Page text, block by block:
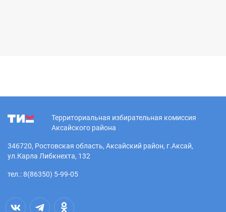
Территориальная избирательная комиссия
Аксайского района
346720, Ростовская область, Аксайский район, г.Аксай,
ул.Карла Либкнехта, 132
тел.: 8(86350) 5-99-05